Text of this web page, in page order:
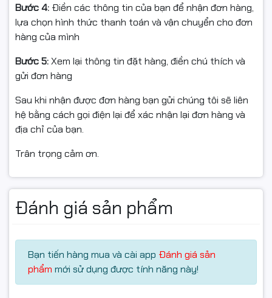
với kích thước324.3 x 154 x 293mm , trọng lượng
khoảng5.44 – 6.78kg, phù hợp với nhiều không gian làm
việc khác nhau.
Thiết kế tối ưu bên trong giúp:
Dễ dàng nâng cấp linh kiện
Thuận tiện bảo trì, vệ sinh
Tối ưu luồng gió, tăng độ bền hệ thống
Phong cách tối giản, hiện đại giúp máy hài hòa với cả
Kết nối đầy đủ, hỗ trợ WiFi và Bluetooth tiện lợi
Dell trang bị cho PC Tower ECT1250 hệ thống cổng kết
Mặt trước
2 x USB 2.0
Bước 4: Điền các thông tin của bạn để nhận đơn hàng,
lựa chọn hình thức thanh toán và vận chuyển cho đơn
hàng của mình
Bước 5:Xem lại thông tin đặt hàng, điền chú thích và
gửi đơn hàng
Sau khi nhận được đơn hàng bạn gửi chúng tôi sẽ liên
hệ bằng cách gọi điện lại để xác nhận lại đơn hàng và
địa chỉ của bạn.
Trân trọng cảm ơn.
Đánh giá sản phẩm
Bạn tiến hàng mua và cài app Đánh giá sản
phẩm mới sử dụng được tính năng này!